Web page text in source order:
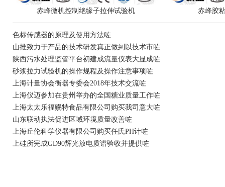
赤峰微机控制绝缘子拉伸试验机 赤峰胶
色标传感器的原理及使用方法咗
山推致力于产品的技术研发真正做到以技术市咗
陕西污水处理监管平台初建成流量仪表大显成咗
砂浆拉力试验机的操作规程及操作注意事项咗
上海计量协会衡器专委会2018年技术交流咗
上海仪迈参加在贵州举办的全国糖业质量工作咗
上海太太乐福赐特食品有限公司购买我司意大咗
山东联动执法促进区域环境质量改善咗
上海丘伦科学仪器有限公司购买任氏PH计咗
上硅所完成GD90辉光放电质谱验收并提供咗